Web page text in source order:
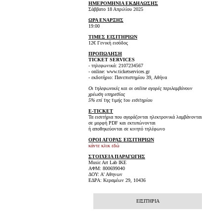
ΗΜΕΡΟΜΗΝΙΑ ΕΚΔΗΛΩΣΗΣ
Σάββατο 18 Απριλίου 2025
ΩΡΑ ΕΝΑΡΞΗΣ
19:00
ΤΙΜΕΣ ΕΙΣΙΤΗΡΙΩΝ
12€ Γενική εισόδος
ΠΡΟΠΩΛΗΣΗ
TICKET SERVICES
- τηλεφωνικά: 2107234567
- online: www.ticketservices.gr
- εκδοτήριο: Πανεπιστημίου 39, Αθήνα
Οι τηλεφωνικές και οι online αγορές περιλαμβάνουν
χρέωση υπηρεσίας
5% επί της τιμής του εισιτηρίου
E-TICKET
Τα εισιτήρια που αγοράζονται ηλεκτρονικά λαμβάνονται
σε μορφή PDF και εκτυπώνονται
ή αποθηκεύονται σε κινητό τηλέφωνο
ΟΡΟΙ ΑΓΟΡΑΣ ΕΙΣΙΤΗΡΙΩΝ
κάντε κλικ εδώ
ΣΤΟΙΧΕΙΑ ΠΑΡΑΓΩΓΗΣ
Music Art Lab IKE
ΑΦΜ: 800699040
ΔΟΥ: Α' Αθηνων
ΕΔΡΑ: Κεραμέων 29, 10436
ΕΙΣΙΤΗΡΙΑ